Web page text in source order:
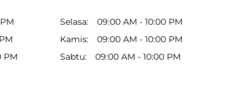
Selasa
09:00 AM - 10:00 PM
Kamis
09:00 AM - 10:00 PM
PM Sabtu
09:00 AM - 10:00 PM